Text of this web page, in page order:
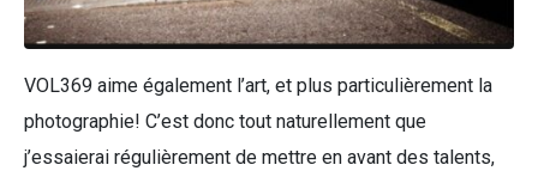
VOL369 aime également l’art, et plus particulièrement la
photographie! C’est donc tout naturellement que
j’essaierai régulièrement de mettre en avant des talents,